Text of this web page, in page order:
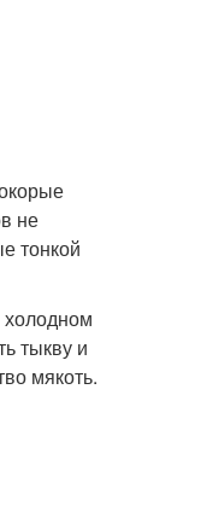
не
тонкой
холодном
тыкву и
мякоть.